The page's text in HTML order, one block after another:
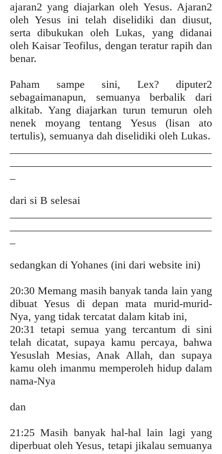
ajaran2 yang diajarkan oleh Yesus. Ajaran2
oleh Yesus ini telah diselidiki dan diusut,
serta dibukukan oleh Lukas, yang didanai
oleh Kaisar Teofilus, dengan teratur rapih dan
benar.
Paham sampe sini, Lex? diputer2
sebagaimanapun, semuanya berbalik dari
alkitab. Yang diajarkan turun temurun oleh
nenek moyang tentang Yesus (lisan ato
tertulis), semuanya dah diselidiki oleh Lukas.
dari si B selesai
sedangkan di Yohanes (ini dari website ini)
20:30 Memang masih banyak tanda lain yang
dibuat Yesus di depan mata murid-murid-
Nya, yang tidak tercatat dalam kitab ini,
20:31 tetapi semua yang tercantum di sini
telah dicatat, supaya kamu percaya, bahwa
Yesuslah Mesias, Anak Allah, dan supaya
kamu oleh imanmu memperoleh hidup dalam
nama-Nya
dan
21:25 Masih banyak hal-hal lain lagi yang
diperbuat oleh Yesus, tetapi jikalau semuanya